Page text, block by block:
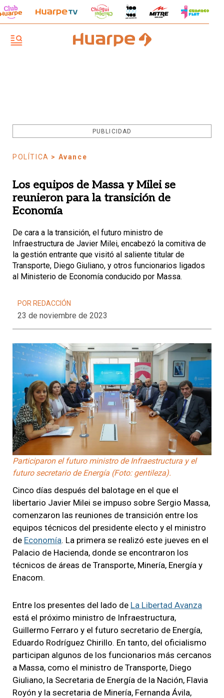
PUBLICIDAD
POLÍTICA > Avance
Los equipos de Massa y Milei se
reunieron para la transición de
Economía
De cara a la transición, el futuro ministro de
Infraestructura de Javier Milei, encabezó la comitiva de
la gestión entrante que visitó al saliente titular de
Transporte, Diego Giuliano, y otros funcionarios ligados
al Ministerio de Economía conducido por Massa.
POR REDACCIÓN
23 de noviembre de 2023
Participaron el futuro ministro de Infraestructura y el
futuro secretario de Energía (Foto: gentileza).
Cinco días después del balotage en el que el
libertario Javier Milei se impuso sobre Sergio Massa,
comenzaron las reuniones de transición entre los
equipos técnicos del presidente electo y el ministro
de Economía. La primera se realizó este jueves en el
Palacio de Hacienda, donde se encontraron los
técnicos de áreas de Transporte, Minería, Energía y
Enacom.
Entre los presentes del lado de La Libertad Avanza
está el próximo ministro de Infraestructura,
Guillermo Ferraro y el futuro secretario de Energía,
Eduardo Rodríguez Chirillo. En tanto, del oficialismo
participan algunos de los funcionarios más cercanos
a Massa, como el ministro de Transporte, Diego
Giuliano, la Secretaria de Energía de la Nación, Flavia
Royón y la secretaria de Minería, Fernanda Ávila,